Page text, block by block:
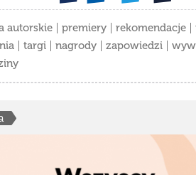
autorskie premiery rekomendacje
targi nagrody zapowiedzi